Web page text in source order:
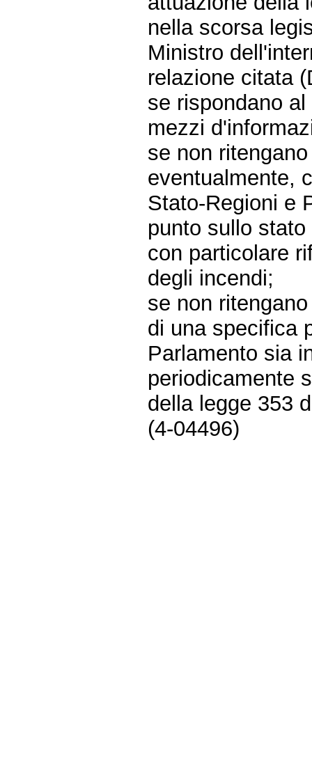
nella scorsa
Ministro
relazione citata
se rispondano
mezzi
se non
eventualmente,
Stato-Regioni e
punto sullo
con particolare
degli incendi;
se non
di una specifica
Parlamento sia
periodicamente
della legge 353
(4-04496)